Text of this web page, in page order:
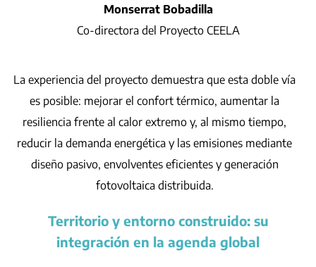
Monserrat Bobadilla
Co-directora del ProyectoCEELA
La experiencia del proyecto demuestra que esta doble vía
es posible: mejorar el confort térmico, aumentar la
resiliencia frente al calor extremo y, al mismo tiempo,
reducir la demanda energética y las emisiones mediante
diseño pasivo, envolventes eficientes y generación
fotovoltaica distribuida.
Territorio y entorno construido: su
integración en la agenda global